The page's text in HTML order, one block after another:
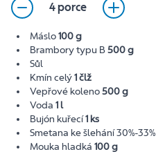
4 porce
Máslo100 g
Brambory typu B500 g
Sůl
Kmín celý1 člž
Vepřové koleno500 g
Voda 1 l
Bujón kuřecí1 ks
Smetana ke šlehání 30%-33%
Mouka hladká 100 g